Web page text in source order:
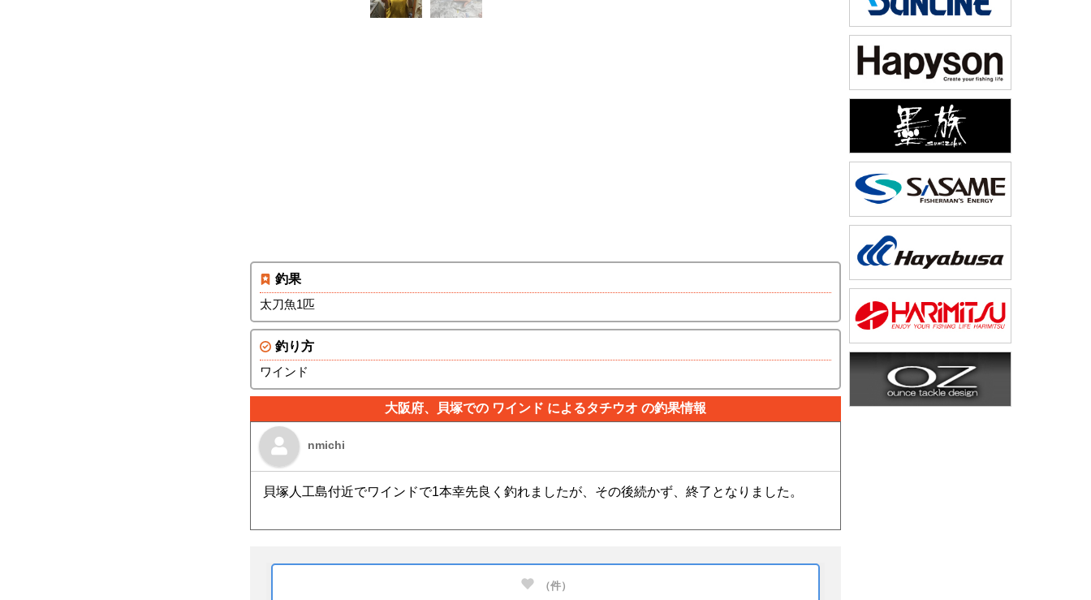
釣果
太刀魚1匹
釣り方
ワインド
大阪府、貝塚での ワインド によるタチウオ の釣果情報
nmichi
貝塚人工島付近でワインドで1本幸先良く釣れましたが、その後続かず、終了となりました。
（件）